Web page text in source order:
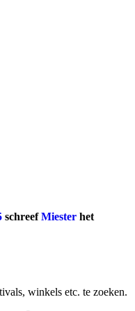
schreefMiester het
winkels etc. te zoeken.